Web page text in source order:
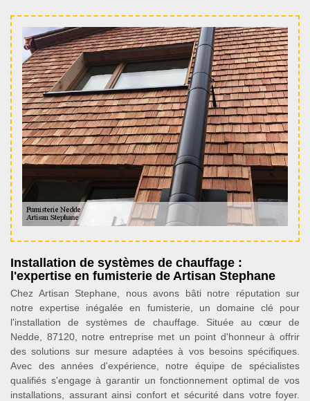
Installation de systèmes de chauffage :
l'expertise en fumisterie de Artisan Stephane
Chez Artisan Stephane, nous avons bâti notre réputation sur
notre expertise inégalée en fumisterie, un domaine clé pour
l'installation de systèmes de chauffage. Située au cœur de
Nedde, 87120, notre entreprise met un point d'honneur à offrir
des solutions sur mesure adaptées à vos besoins spécifiques.
Avec des années d'expérience, notre équipe de spécialistes
qualifiés s'engage à garantir un fonctionnement optimal de vos
installations, assurant ainsi confort et sécurité dans votre foyer.